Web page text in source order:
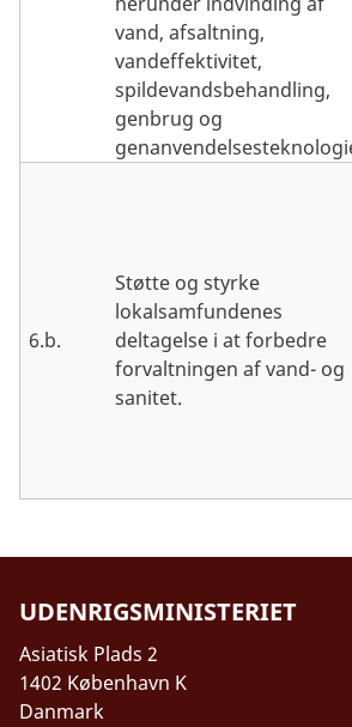
vand, afsaltning,
vandeffektivitet,
spildevandsbehandling,
genbrug og
6.b.
Støtte og styrke
lokalsamfundenes
deltagelse i at forbedre
forvaltningen af vand- og
sanitet.
UDENRIGSMINISTERIET
Asiatisk Plads 2
1402 København K
Danmark